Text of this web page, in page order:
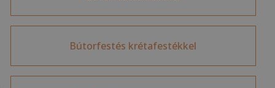
Bútorfestés krétafestékkel